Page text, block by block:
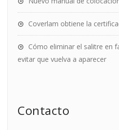
Coverlam obtiene la
Cómo eliminar el salitre en
evitar que vuelva a aparecer
Contacto